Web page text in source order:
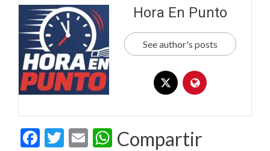
Hora En Punto
See author's posts
Facebook
Twitter
EmailWhatsApp
Compartir